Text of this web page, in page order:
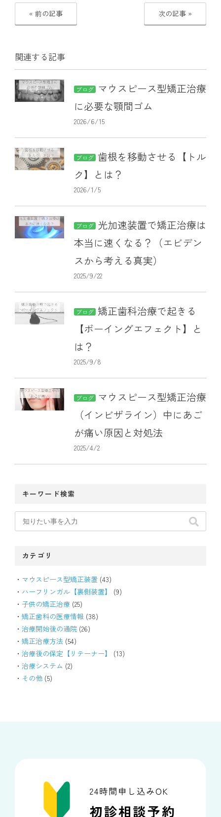
« 前の記事 次の記事 »
関連する記事
ブログ マウスピース型矯正治療
に必要な顎間ゴム
2026/6/15
ブログ 歯根を移動させる【トル
ク】とは？
2026/1/5
ブログ 光加速装置で矯正治療は
本当に速くなる？（エビデン
スから考える真実）
2025/9/22
ブログ 矯正歯科治療で起きる
【ボーイングエフェクト】と
は？
2025/9/8
ブログ マウスピース型矯正治療
（インビザライン）中にあご
が痛い原因と対処法
2025/4/2
キーワード検索
カテゴリ
マウスピース型矯正装置 (43)
ハーフリンガル【裏側装置】
(9)
子供の矯正治療 (25)
矯正歯科の医療情報 (38)
治療開始後の通院 (26)
矯正治療方法 (54)
治療後の保定【リテーナー】
(13)
治療システム (2)
その他 (5)